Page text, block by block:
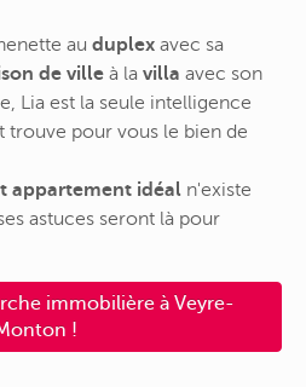
au duplex avec sa
de ville à la villa avec son
Lia est la seule intelligence
pour vous le bien de
appartement idéal n'existe
astuces seront là pour
immobilière à Veyre-
!